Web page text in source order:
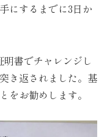
にするまでに3日か
書でチャレンジし
き返されました。基
をお勧めします。